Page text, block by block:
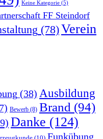
Keine Kategorie (5)
FF Steindorf
(78)Verein
(38) Ausbildung
Bewerb (8) Brand (94)
Danke (124)
Funkübung